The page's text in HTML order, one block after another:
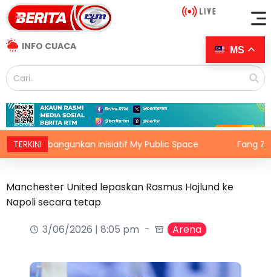
INFO CUACA
TERKINI
bangunkan inisiatif My Public Space Fang Ze Zeng
Manchester United lepaskan Rasmus Hojlund ke
Napoli secara tetap
3/06/2026 | 8:05 pm
Arena
MS